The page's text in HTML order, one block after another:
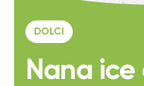
DOLCI
Nana ice